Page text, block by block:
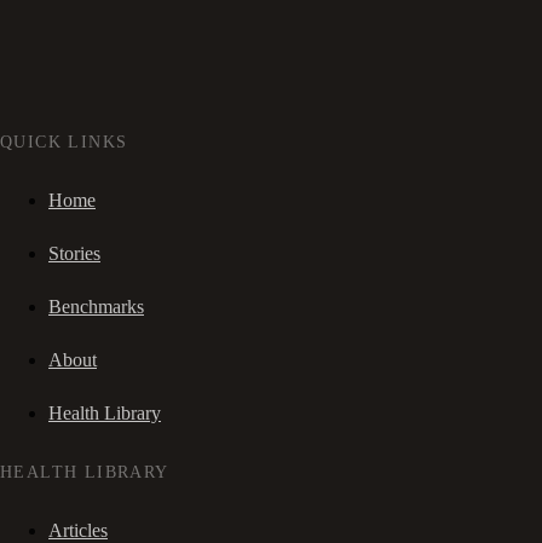
QUICK LINKS
Home
Stories
Benchmarks
About
Health Library
HEALTH LIBRARY
Articles